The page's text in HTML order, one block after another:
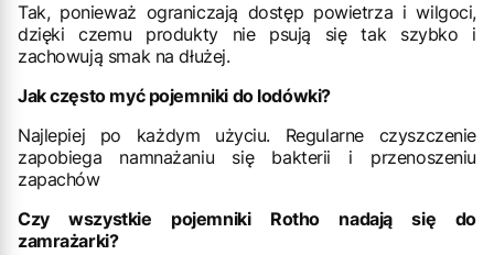
Tak, ponieważ ograniczają dostęp powietrza i wilgoci,
dzięki czemu produkty nie psują się tak szybko i
zachowują smak na dłużej.
Jak często myć pojemniki do lodówki?
Najlepiej po każdym użyciu. Regularne czyszczenie
zapobiega namnażaniu się bakterii i przenoszeniu
zapachów
Czy wszystkie pojemniki Rotho nadają się do
zamrażarki?